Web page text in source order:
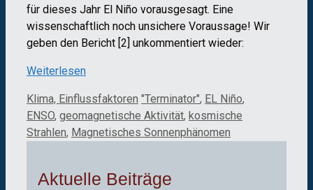
für dieses Jahr El Niño vorausgesagt. Eine
wissenschaftlich noch unsichere Voraussage! Wir
geben den Bericht [2] unkommentiert wieder:
Weiterlesen
Kategorien
Klima, Einflussfaktoren Schlagwörter
"Terminator", EL Niño,
ENSO, geomagnetische Aktivität, kosmische
Strahlen, Magnetisches Sonnenphänomen
Aktuelle Beiträge